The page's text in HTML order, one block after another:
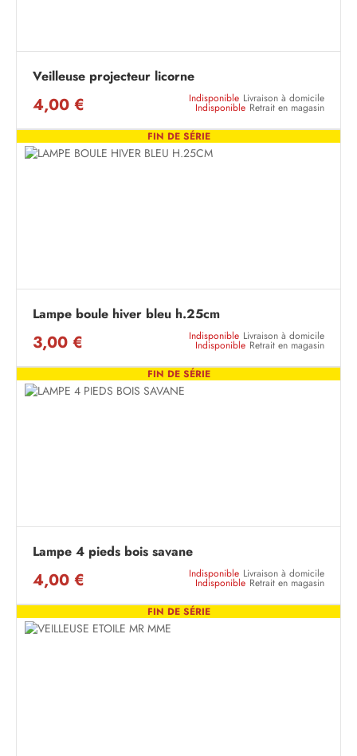
Veilleuse projecteur licorne
4,00 € Indisponible Livraison à domicile
Indisponible Retrait en magasin
FIN DE SÉRIE
Lampe boule hiver bleu h.25cm
3,00 € Indisponible Livraison à domicile
Indisponible Retrait en magasin
FIN DE SÉRIE
Lampe 4 pieds bois savane
4,00 € Indisponible Livraison à domicile
Indisponible Retrait en magasin
FIN DE SÉRIE